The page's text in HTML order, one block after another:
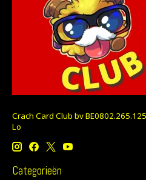
Crach Card Club bv
Lo
Categorieën